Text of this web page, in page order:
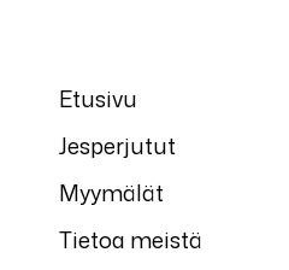
Etusivu
Jesperjutut
Myymälät
Tietoa meistä